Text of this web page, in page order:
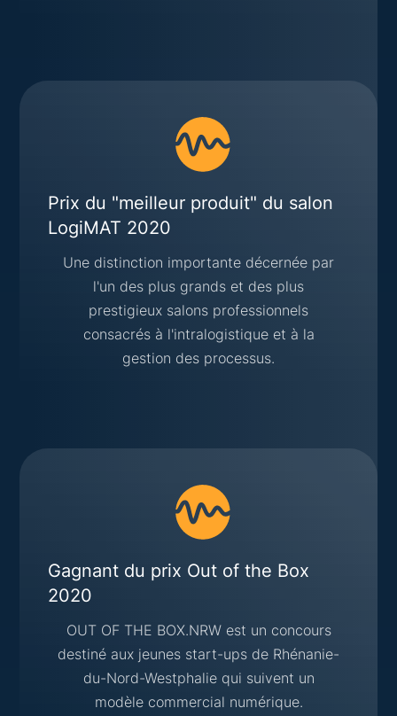
Prix du "meilleur produit" du salon
LogiMAT 2020
Une distinction importante décernée par
l'un des plus grands et des plus
prestigieux salons professionnels
consacrés à l'intralogistique et à la
gestion des processus.
Gagnant du prix Out of the Box
2020
OUT OF THE BOX.NRW est un concours
destiné aux jeunes start-ups de Rhénanie-
du-Nord-Westphalie qui suivent un
modèle commercial numérique.